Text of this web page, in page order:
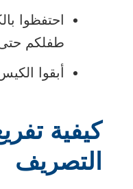
احتفظوا
طفلكم حتى
أبقوا
كيفية
التصريف